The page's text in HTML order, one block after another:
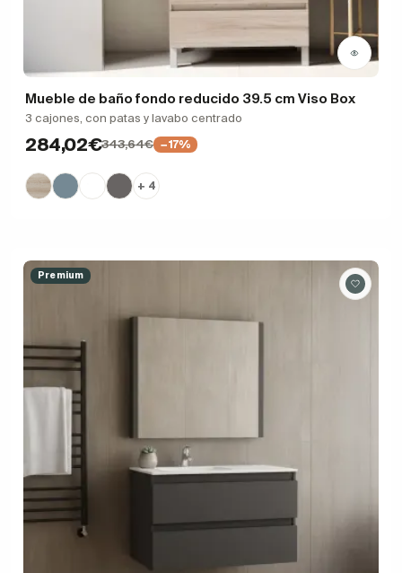
Mueble de baño fondo reducido 39.5 cm Viso Box
3 cajones, con patas y lavabo centrado
284,02€343,64€ −17%
+ 4
Premium